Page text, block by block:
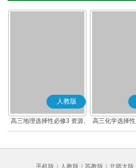
人教版
高三地理选择性必修3 资源、
环境与国家安全
高三化学选择性
学基
手机版 人教版 苏教版 北师大版